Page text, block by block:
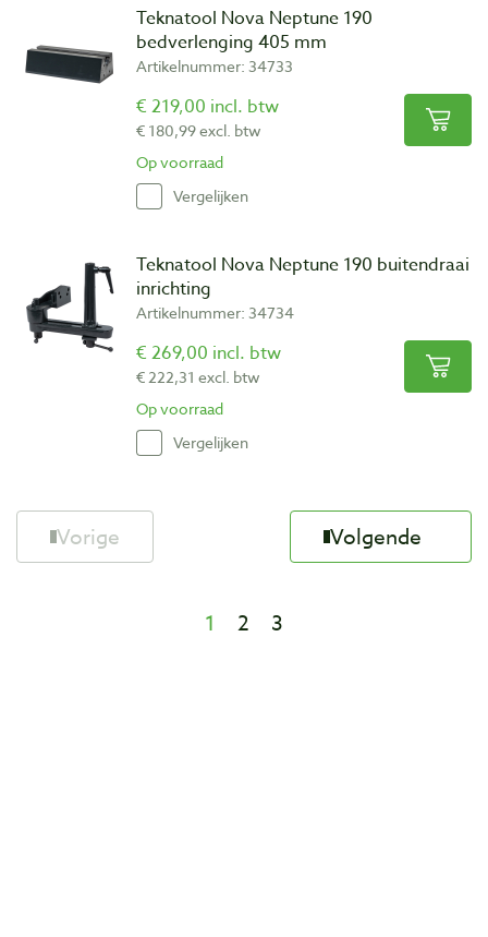
Teknatool Nova Neptune 190
bedverlenging 405 mm
Artikelnummer: 34733
€ 219,00 incl. btw
€ 180,99 excl. btw
Op voorraad
Vergelijken
Teknatool Nova Neptune 190 buitendraai
inrichting
Artikelnummer: 34734
€ 269,00 incl. btw
€ 222,31 excl. btw
Op voorraad
Vergelijken
Vorige
1 2 3
Volgende